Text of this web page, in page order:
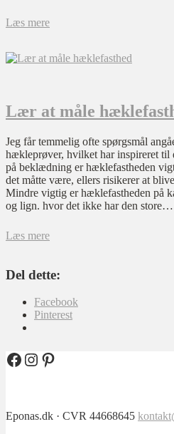
Læs mere
Lær at måle
Jeg får temmelig ofte spørgsmål
hækleprøver, hvilket har inspireret
på beklædning er hæklefastheden
det måtte være, ellers risikerer at
Mindre vigtig er hæklefastheden på
og lign. hvor det ikke har den store…
Læs mere
Del dette:
Facebook
Pinterest
Facebook
Instagram
Pinterest
Eponas.dk · CVR 44668645